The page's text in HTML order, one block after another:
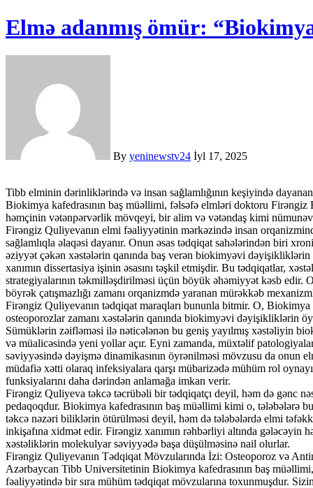
Elmə adanmış ömür:
By yeninewstv24 İyl 17, 2025
Tibb elminin dərinliklərində və insan sağlamlığının keşiyində dayanan alimlərimizdən biri də Azərbaycan Tibb Universitetinin
Biokimya kafedrasının baş müəllimi, fəlsəfə elmləri doktoru
həmçinin vətənpərvərlik mövqeyi, bir alim və vətəndaş kimi
Firəngiz Quliyevanın elmi fəaliyyətinin mərkəzində insan
sağlamlıqla əlaqəsi dayanır. Onun əsas tədqiqat sahələrindən biri
əziyyət çəkən xəstələrin qanında baş verən biokimyəvi
xanımın dissertasiya işinin əsasını təşkil etmişdir. Bu tədqiqatlar,
strategiyalarının təkmilləşdirilməsi üçün böyük əhəmiyyət kəsb edir.
böyrək çatışmazlığı zamanı orqanizmdə yaranan mürəkkəb
Firəngiz Quliyevanın tədqiqat maraqları bununla bitmir. O,
osteoporozlar zamanı xəstələrin qanında biokimyəvi dəyişikliklərin
Sümüklərin zəifləməsi ilə nəticələnən bu geniş yayılmış xəstəliyin
və müalicəsində yeni yollar açır. Eyni zamanda, müxtəlif
səviyyəsində dəyişmə dinamikasının öyrənilməsi mövzusu da
müdafiə xətti olaraq infeksiyalara qarşı mübarizədə mühüm rol
funksiyalarını daha dərindən anlamağa imkan verir.
Firəngiz Quliyeva təkcə təcrübəli bir tədqiqatçı deyil, həm də gənc
pedaqoqdur. Biokimya kafedrasının baş müəllimi kimi o, tələbələrə
təkcə nəzəri biliklərin ötürülməsi deyil, həm də tələbələrdə elmi
inkişafına xidmət edir. Firəngiz xanımın rəhbərliyi altında
xəstəliklərin molekulyar səviyyədə başa düşülməsinə nail olurlar.
Firəngiz Quliyevanın Tədqiqat Mövzularında İzi: Osteoporoz və
Azərbaycan Tibb Universitetinin Biokimya kafedrasının baş
fəaliyyətində bir sıra mühüm tədqiqat mövzularına toxunmuşdur.